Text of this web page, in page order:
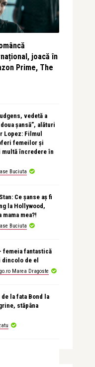
joacă în
Prime, The
vedetă a
șansă”, alături
Lopez: Filmul
femeilor și
încredere în
Buciuta
Ce șanse aș fi
la Hollywood,
mama mea?!
Buciuta
femeia fantastică
dincolo de el
Marea Dragoste
de la fata Bond la
stăpâna